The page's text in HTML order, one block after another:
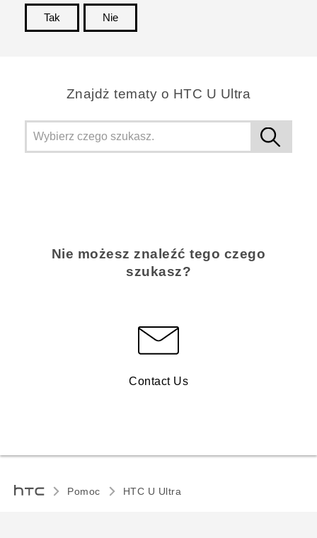
Tak
Nie
Znajdż tematy o HTC U Ultra
Nie możesz znaleźć tego czego
szukasz?
Contact Us
Pomoc HTC U Ultra‎